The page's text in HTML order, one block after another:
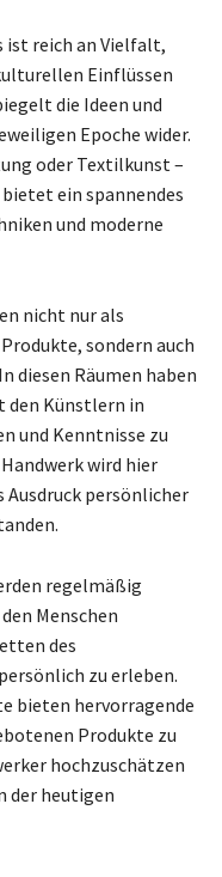
ist reich an Vielfalt,
Einflüssen
die Ideen und
Epoche wider.
oder Textilkunst –
ein spannendes
und moderne
nicht nur als
sondern auch
diesen Räumen haben
den Künstlern in
und Kenntnisse zu
wird hier
Ausdruck persönlicher
regelmäßig
Menschen
des
zu erleben.
bieten hervorragende
Produkte zu
hochzuschätzen
der heutigen